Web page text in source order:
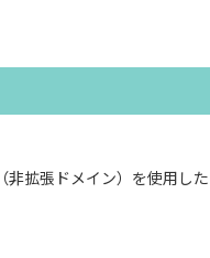
拡張ドメイン）を使用し